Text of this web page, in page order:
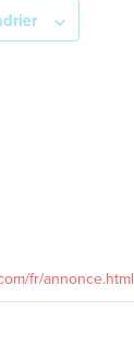
fr/annonce.html